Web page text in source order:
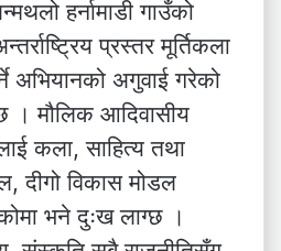
हर्नामाडी गाउँको
प्रस्तर मूर्तिकला
अभियानको अगुवाई गरेको
। मौलिक आदिवासीय
कला, साहित्य तथा
दीगो विकास मोडल
भने दुःख लाग्छ ।